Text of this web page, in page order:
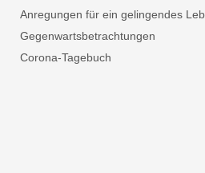
Anregungen für ein gelingendes
Gegenwartsbetrachtungen
Corona-Tagebuch